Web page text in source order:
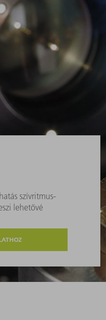
szívritmus-
lehetővé